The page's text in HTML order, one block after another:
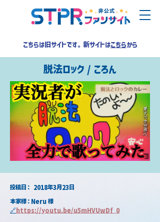
こちらは旧サイトです。新サイトはこちらから
脱法ロック / ころん
2018年3月23日
​投稿日：
本家様：Neru 様
🔗https://youtu.be/u5mHVUwDf_0